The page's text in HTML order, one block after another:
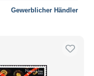
Gewerblicher Händler